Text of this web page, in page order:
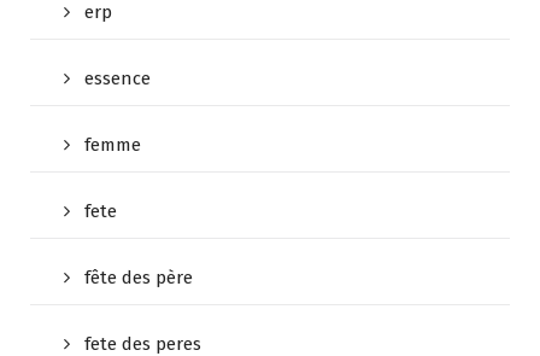
erp
essence
femme
fete
fête des père
fete des peres